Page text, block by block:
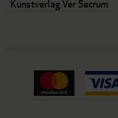
Kunstverlag Ver Sacrum